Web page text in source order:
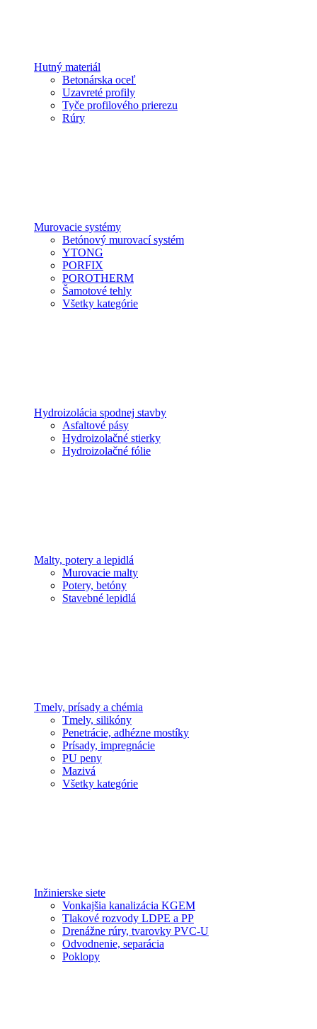
Hutný materiál
Betonárska oceľ
Uzavreté profily
Tyče profilového prierezu
Rúry
Murovacie systémy
Betónový murovací systém
YTONG
PORFIX
POROTHERM
Šamotové tehly
Všetky kategórie
Hydroizolácia spodnej stavby
Asfaltové pásy
Hydroizolačné stierky
Hydroizolačné fólie
Malty, potery a lepidlá
Murovacie malty
Potery, betóny
Stavebné lepidlá
Tmely, prísady a chémia
Tmely, silikóny
Penetrácie, adhézne mostíky
Prísady, impregnácie
PU peny
Mazivá
Všetky kategórie
Inžinierske siete
Vonkajšia kanalizácia KGEM
Tlakové rozvody LDPE a PP
Drenážne rúry, tvarovky PVC-U
Odvodnenie, separácia
Poklopy